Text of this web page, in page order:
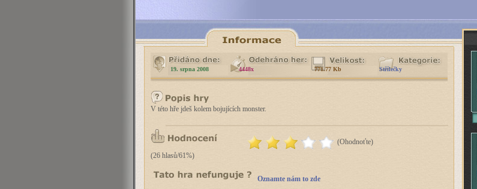
19. srpna 2008 4448x 771.77 Kb Střílečky
V této hře jdeš kolem bojujících monster.
(Ohodnoťte)
(26 hlasů/61%)
Oznamte nám to zde